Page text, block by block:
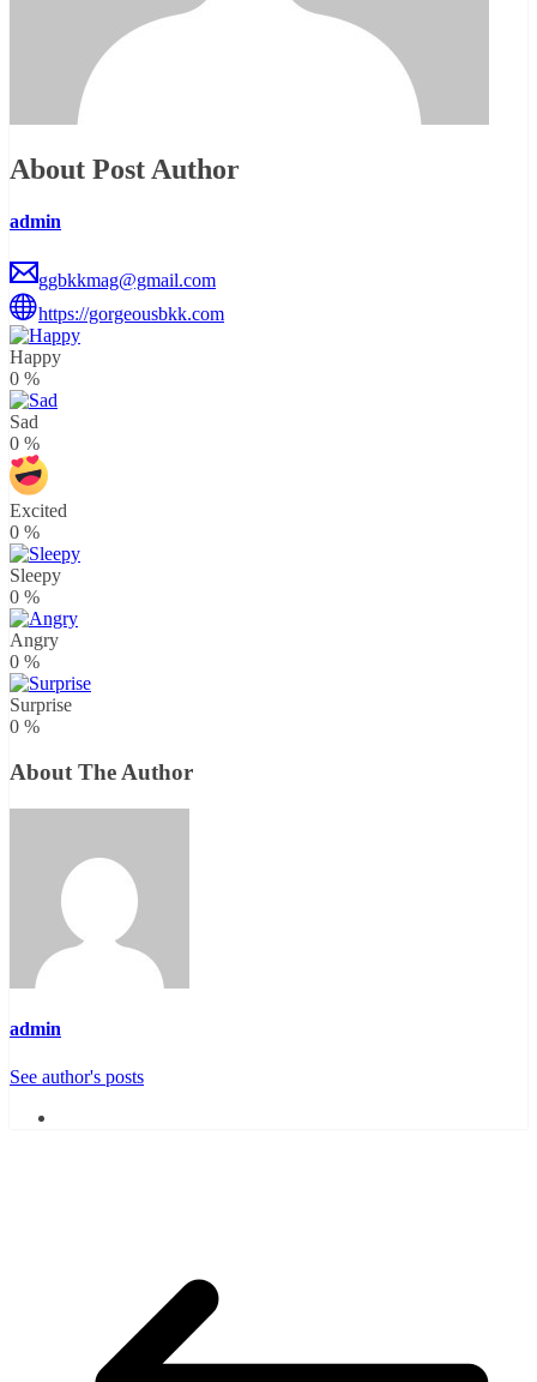
About Post Author
admin
ggbkkmag@gmail.com
https://gorgeousbkk.com
Happy
0 %
Sad
0 %
Excited
0 %
Sleepy
0 %
Angry
0 %
Surprise
0 %
About The Author
admin
See author's posts